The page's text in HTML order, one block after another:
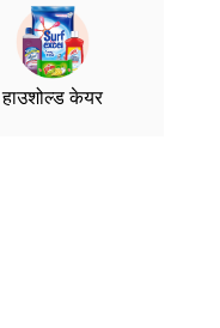
हाउशोल्ड केयर